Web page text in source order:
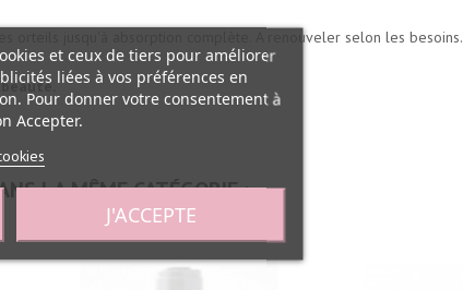
orteils jusqu'à absorption complète. A renouveler selon les besoins.
LA MÊME CATÉGORIE :
et ceux de tiers pour améliorer
liées à vos préférences en
Pour donner votre consentement à
Accepter.
J'ACCEPTE